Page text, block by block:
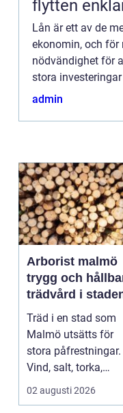
flytten
Lån är ett av de
ekonomin, och för
nödvändighet för
stora
oförutsedda
admin
Arborist malmö
trygg och
trädvård i
Träd i en stad som
Malmö utsätts för
stora påfrestningar.
Vind, salt, torka,
markarbeten och
byggpro...
02 augusti 2026